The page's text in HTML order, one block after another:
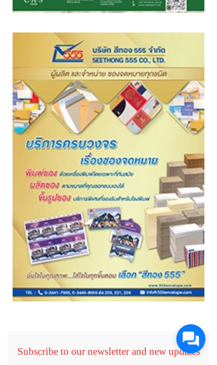
Subscribe to our newsletter and new updates